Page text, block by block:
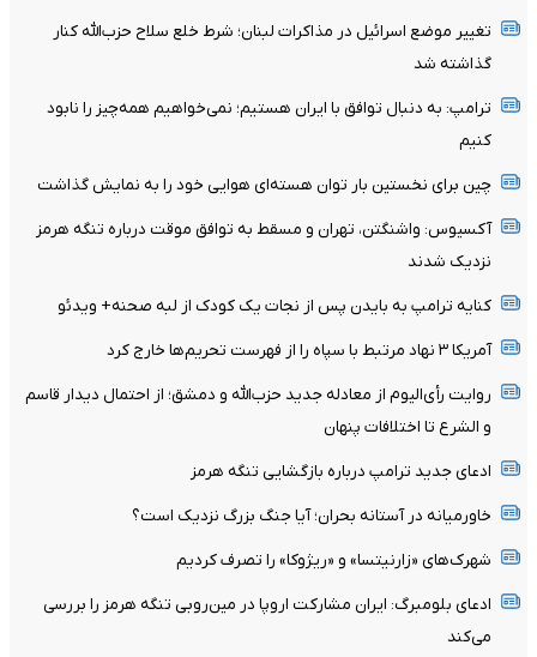
تغییر موضع اسرائیل در مذاکرات لبنان؛ شرط خلع سلاح حزب‌الله کنار
گذاشته شد
ترامپ: به دنبال توافق با ایران هستیم؛ نمی‌خواهیم همه‌چیز را نابود
کنیم
چین برای نخستین بار توان هسته‌ای هوایی خود را به نمایش گذاشت
آکسیوس: واشنگتن، تهران و مسقط به توافق موقت درباره تنگه هرمز
نزدیک شدند
کنایه ترامپ به بایدن پس از نجات یک کودک از لبه صحنه+ ویدئو
آمریکا ۳ نهاد مرتبط با سپاه را از فهرست تحریم‌ها خارج کرد
روایت رأی‌الیوم از معادله جدید حزب‌الله و دمشق؛ از احتمال دیدار قاسم
و الشرع تا اختلافات پنهان
ادعای جدید ترامپ درباره بازگشایی تنگه هرمز
خاورمیانه در آستانه بحران؛ آیا جنگ بزرگ نزدیک است؟
شهرک‌های «زارنیتسا» و «ریژوکا» را تصرف کردیم
ادعای بلومبرگ: ایران مشارکت اروپا در مین‌روبی تنگه هرمز را بررسی
می‌کند